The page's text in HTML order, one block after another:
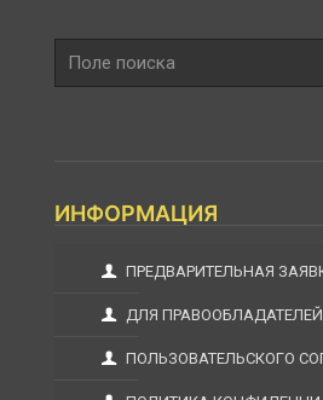
поиска
ИНФОРМАЦИЯ
ПРЕДВАРИТЕЛЬНАЯ
ДЛЯ ПРАВООБЛАДАТЕЛЕЙ
ПОЛЬЗОВАТЕЛЬСКОГО